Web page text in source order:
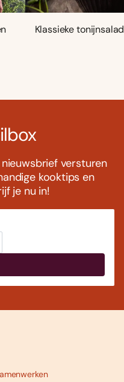
Klassieke
versturen
kooktips en
je nu in!